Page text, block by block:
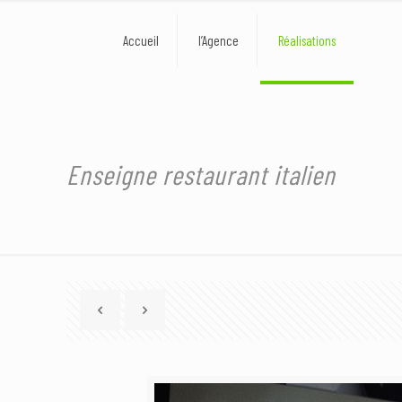
Accueil l’Agence Réalisations
Enseigne restaurant italien